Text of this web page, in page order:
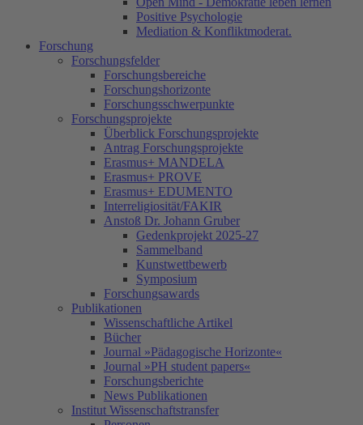
Positive Psychologie
Mediation & Konfliktmoderat.
Forschung
Forschungsfelder
Forschungsbereiche
Forschungshorizonte
Forschungsschwerpunkte
Forschungsprojekte
Überblick Forschungsprojekte
Antrag Forschungsprojekte
Erasmus+ MANDELA
Erasmus+ PROVE
Erasmus+ EDUMENTO
Interreligiosität/FAKIR
Anstoß Dr. Johann Gruber
Gedenkprojekt 2025-27
Sammelband
Kunstwettbewerb
Symposium
Forschungsawards
Publikationen
Wissenschaftliche Artikel
Bücher
Journal »Pädagogische Horizonte«
Journal »PH student papers«
Forschungsberichte
News Publikationen
Institut Wissenschaftstransfer